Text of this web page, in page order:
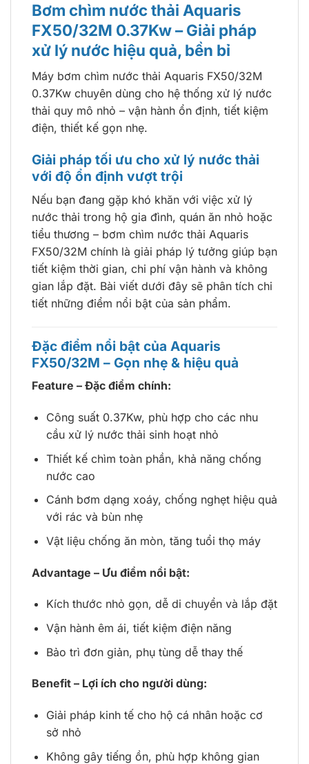
Bơm chìm nước thải Aquaris
FX50/32M 0.37Kw – Giải pháp
xử lý nước hiệu quả, bền bỉ
Máy bơm chìm nước thải Aquaris FX50/32M
0.37Kw chuyên dùng cho hệ thống xử lý nước
thải quy mô nhỏ – vận hành ổn định, tiết kiệm
điện, thiết kế gọn nhẹ.
Giải pháp tối ưu cho xử lý nước thải
với độ ổn định vượt trội
Nếu bạn đang gặp khó khăn với việc xử lý
nước thải trong hộ gia đình, quán ăn nhỏ hoặc
tiểu thương – bơm chìm nước thải Aquaris
FX50/32M chính là giải pháp lý tưởng giúp bạn
tiết kiệm thời gian, chi phí vận hành và không
gian lắp đặt. Bài viết dưới đây sẽ phân tích chi
tiết những điểm nổi bật của sản phẩm.
Đặc điểm nổi bật của Aquaris
FX50/32M – Gọn nhẹ & hiệu quả
Feature – Đặc điểm chính:
Công suất 0.37Kw, phù hợp cho các nhu
cầu xử lý nước thải sinh hoạt nhỏ
Thiết kế chìm toàn phần, khả năng chống
nước cao
Cánh bơm dạng xoáy, chống nghẹt hiệu quả
với rác và bùn nhẹ
Vật liệu chống ăn mòn, tăng tuổi thọ máy
Advantage – Ưu điểm nổi bật:
Kích thước nhỏ gọn, dễ di chuyển và lắp đặt
Vận hành êm ái, tiết kiệm điện năng
Bảo trì đơn giản, phụ tùng dễ thay thế
Benefit – Lợi ích cho người dùng:
Giải pháp kinh tế cho hộ cá nhân hoặc cơ
sở nhỏ
Không gây tiếng ồn, phù hợp không gian